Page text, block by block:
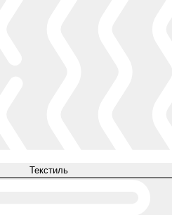
Текстиль